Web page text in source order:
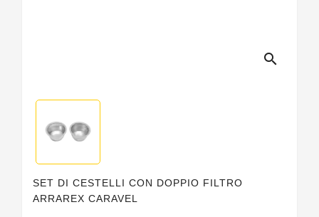
search
SET DI CESTELLI CON DOPPIO FILTRO
ARRAREX CARAVEL